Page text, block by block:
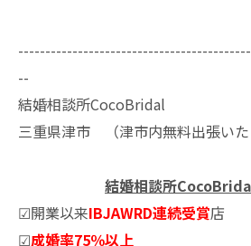
--
結婚相談所CocoBridal
三重県津市 （津市内無料出張いた
結婚相談所
☑開業以来IBJAWRD連続受賞店
☑成婚率75％以上